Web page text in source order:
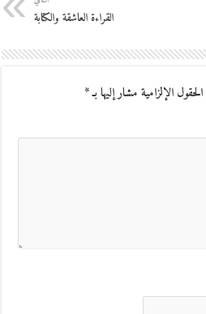
القراءة العاشقة والكتابة
الحقول الإلزامية مشار إليها بـ*